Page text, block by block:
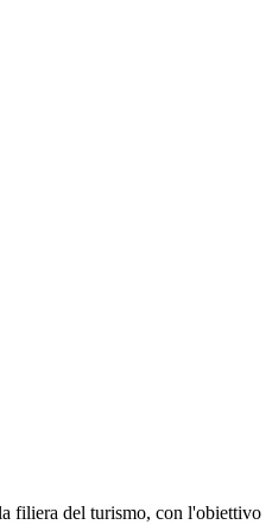
filiera del turismo, con l'obiettivo